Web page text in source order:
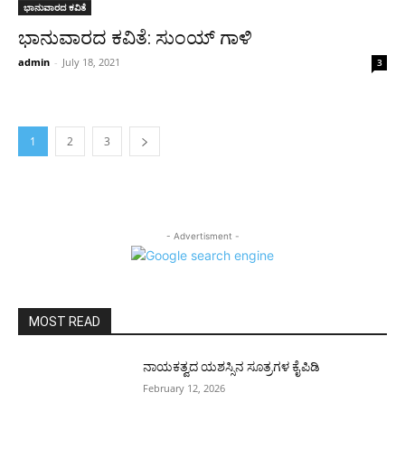
ಭಾನುವಾರದ ಕವಿತೆ
ಭಾನುವಾರದ ಕವಿತೆ: ಸುಂಯ್ ಗಾಳಿ
admin - July 18, 2021 3
1 2 3
- Advertisment -
MOST READ
ನಾಯಕತ್ವದ ಯಶಸ್ಸಿನ ಸೂತ್ರಗಳ ಕೈಪಿಡಿ
February 12, 2026